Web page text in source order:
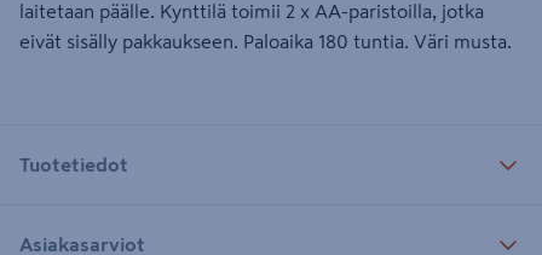
laitetaan päälle. Kynttilä toimii 2 x AA-paristoilla, jotka
eivät sisälly pakkaukseen. Paloaika 180 tuntia. Väri musta.
Tuotetiedot
Asiakasarviot